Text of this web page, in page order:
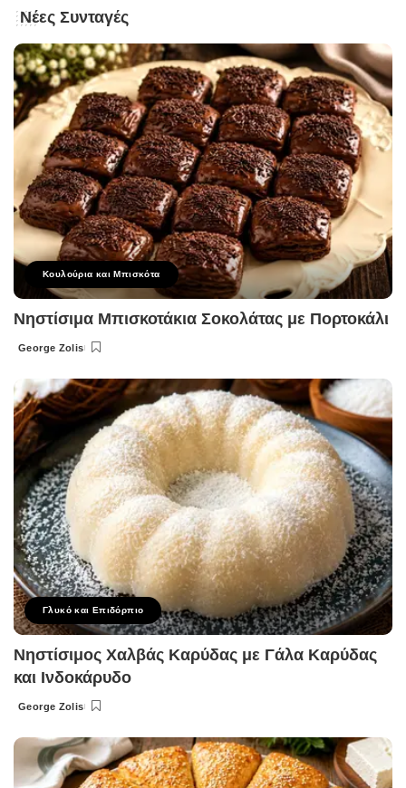
Νέες Συνταγές
Κουλούρια και Μπισκότα
Νηστίσιμα Μπισκοτάκια Σοκολάτας με Πορτοκάλι
Posted
George Zolis
Γλυκό και Επιδόρπιο
Νηστίσιμος Χαλβάς Καρύδας με Γάλα Καρύδας
και Ινδοκάρυδο
Posted
George Zolis